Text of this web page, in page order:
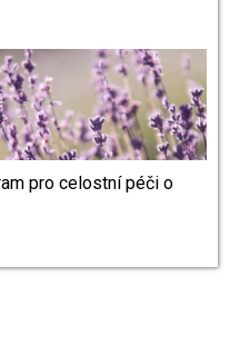
pro celostní péči o